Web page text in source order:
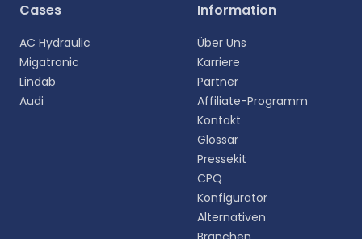
Cases
AC Hydraulic
Migatronic
Lindab
Audi
Information
Über Uns
Karriere
Partner
Affiliate-Programm
Kontakt
Glossar
Pressekit
CPQ
Konfigurator
Alternativen